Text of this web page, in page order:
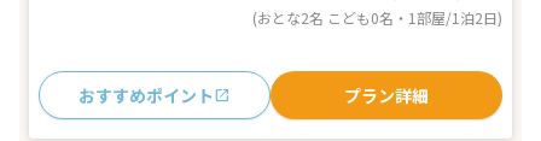
(おとな2名 こども0名・1部屋/1泊2日)
おすすめポイント プラン詳細